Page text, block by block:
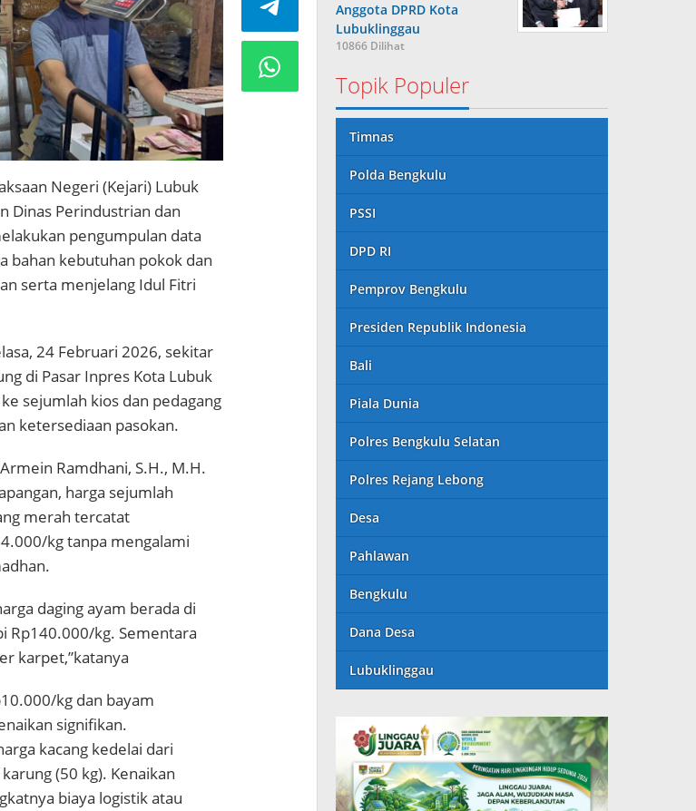
Negeri (Kejari) Lubuk
Dinas Perindustrian dan
pengumpulan data
bahan kebutuhan pokok dan
serta menjelang Idul Fitri
24 Februari 2026, sekitar
di Pasar Inpres Kota Lubuk
sejumlah kios dan pedagang
ketersediaan pasokan.
Ramdhani, S.H., M.H.
harga sejumlah
merah tercatat
kg tanpa mengalami
daging ayam berada di
Rp140.000/kg. Sementara
karpet,”katanya
kg dan bayam
signifikan.
kacang kedelai dari
(50 kg). Kenaikan
biaya logistik atau
Anggota DPRD Kota
Lubuklinggau
10866 Dilihat
Topik Populer
Timnas
Polda Bengkulu
PSSI
DPD RI
Pemprov Bengkulu
Presiden Republik Indonesia
Bali
Piala Dunia
Polres Bengkulu Selatan
Polres Rejang Lebong
Desa
Pahlawan
Bengkulu
Dana Desa
Lubuklinggau